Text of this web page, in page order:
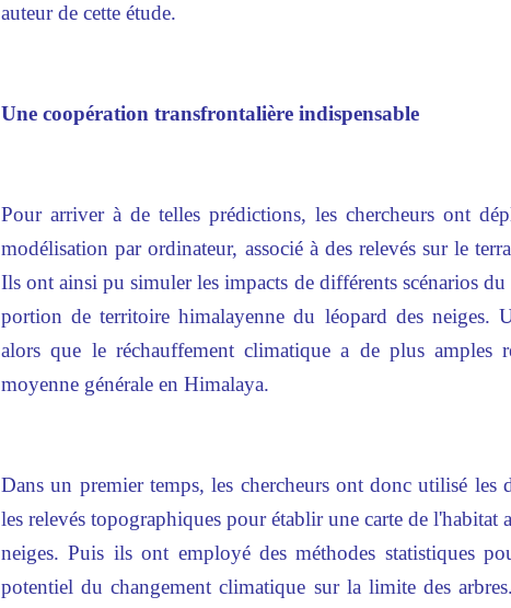
auteur de cette étude.
Une coopération transfrontalière indispensable
Pour arriver à de telles prédictions, les chercheurs ont
modélisation par ordinateur, associé à des relevés sur le
Ils ont ainsi pu simuler les impacts de différents scénarios du
portion de territoire himalayenne du léopard des neiges.
alors que le réchauffement climatique a de plus amples
moyenne générale en Himalaya.
Dans un premier temps, les chercheurs ont donc utilisé les
les relevés topographiques pour établir une carte de l'habitat
neiges. Puis ils ont employé des méthodes statistiques
potentiel duchangement climatique sur la limite des